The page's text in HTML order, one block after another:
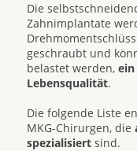
Die
Zahnimplantate
geschraubt und
belastet werden,
Lebensqualität.
Die folgende Liste
MKG-Chirurgen, die
spezialisiert sind.